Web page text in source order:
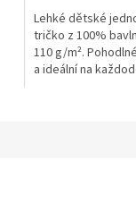
Lehké dětské
tričko z 100%
110 g/m².
a ideální na